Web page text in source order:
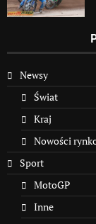
Newsy
Świat
Kraj
Nowości
Sport
MotoGP
Inne